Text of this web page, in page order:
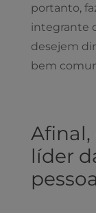
portanto,
integrante
desejem
bem
líder